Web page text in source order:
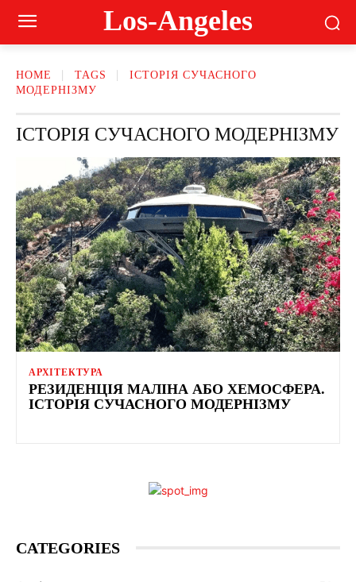
Los-Angeles
HOME TAGS
ІСТОРІЯ СУЧАСНОГО
МОДЕРНІЗМУ
ІСТОРІЯ СУЧАСНОГО МОДЕРНІЗМУ
АРХІТЕКТУРА
РЕЗИДЕНЦІЯ МАЛІНА АБО ХЕМОСФЕРА.
ІСТОРІЯ СУЧАСНОГО МОДЕРНІЗМУ
CATEGORIES